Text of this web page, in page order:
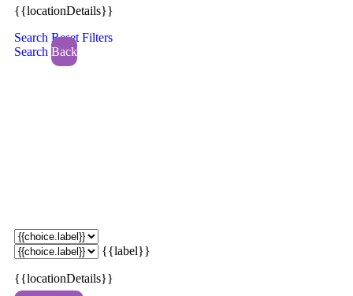
{{locationDetails}}
Search Reset Filters
Search Back
{{label}}
{{locationDetails}}